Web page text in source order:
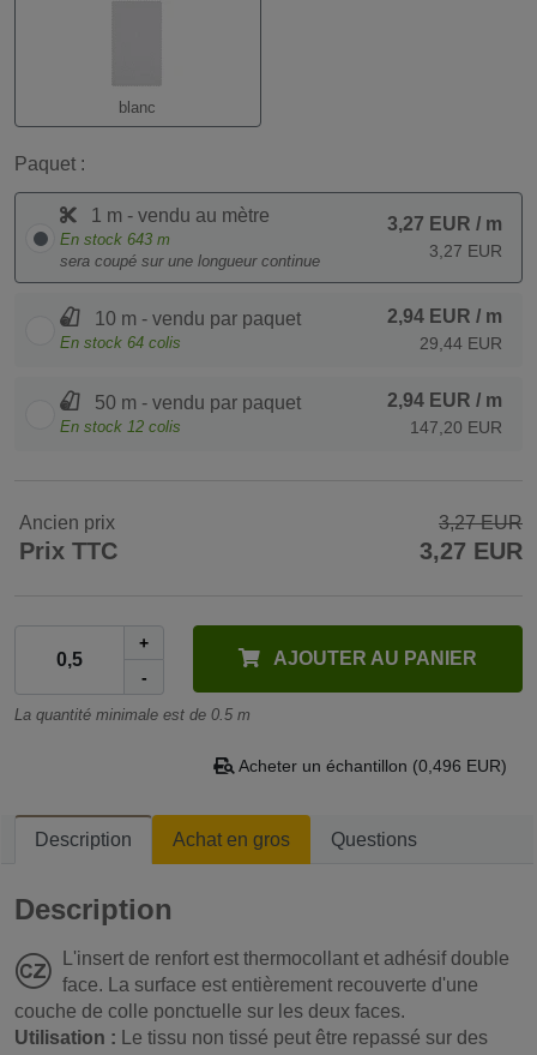
blanc
Paquet :
1 m - vendu au mètre
En stock 643 m
sera coupé sur une longueur continue
3,27 EUR / m
3,27 EUR
10 m - vendu par paquet
En stock 64 colis
2,94 EUR / m
29,44 EUR
50 m - vendu par paquet
En stock 12 colis
2,94 EUR / m
147,20 EUR
Ancien prix 3,27 EUR
Prix TTC 3,27 EUR
+
-
AJOUTER AU PANIER
La quantité minimale est de 0.5 m
Acheter un échantillon (0,496 EUR)
Description Achat en gros Questions
Description
L'insert de renfort est thermocollant et adhésif double
face. La surface est entièrement recouverte d'une
couche de colle ponctuelle sur les deux faces.
Utilisation : Le tissu non tissé peut être repassé sur des